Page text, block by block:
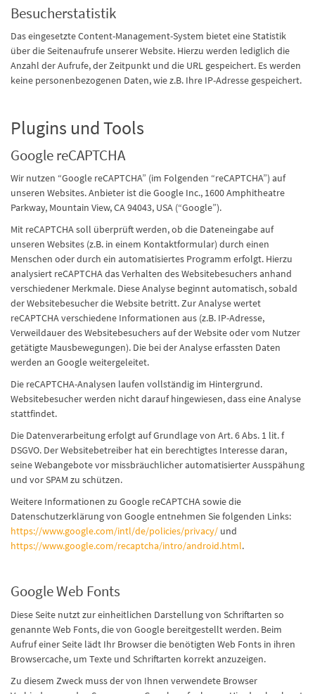
Besucherstatistik
Das eingesetzte Content-Management-System bietet eine Statistik
über die Seitenaufrufe unserer Website. Hierzu werden lediglich die
Anzahl der Aufrufe, der Zeitpunkt und die URL gespeichert. Es werden
keine personenbezogenen Daten, wie z.B. Ihre IP-Adresse gespeichert.
Plugins und Tools
Google reCAPTCHA
Wir nutzen “Google reCAPTCHA” (im Folgenden “reCAPTCHA”) auf
unseren Websites. Anbieter ist die Google Inc., 1600 Amphitheatre
Parkway, Mountain View, CA 94043, USA (“Google”).
Mit reCAPTCHA soll überprüft werden, ob die Dateneingabe auf
unseren Websites (z.B. in einem Kontaktformular) durch einen
Menschen oder durch ein automatisiertes Programm erfolgt. Hierzu
analysiert reCAPTCHA das Verhalten des Websitebesuchers anhand
verschiedener Merkmale. Diese Analyse beginnt automatisch, sobald
der Websitebesucher die Website betritt. Zur Analyse wertet
reCAPTCHA verschiedene Informationen aus (z.B. IP-Adresse,
Verweildauer des Websitebesuchers auf der Website oder vom Nutzer
getätigte Mausbewegungen). Die bei der Analyse erfassten Daten
werden an Google weitergeleitet.
Die reCAPTCHA-Analysen laufen vollständig im Hintergrund.
Websitebesucher werden nicht darauf hingewiesen, dass eine Analyse
stattfindet.
Die Datenverarbeitung erfolgt auf Grundlage von Art. 6 Abs. 1 lit. f
DSGVO. Der Websitebetreiber hat ein berechtigtes Interesse daran,
seine Webangebote vor missbräuchlicher automatisierter Ausspähung
und vor SPAM zu schützen.
Weitere Informationen zu Google reCAPTCHA sowie die
Datenschutzerklärung von Google entnehmen Sie folgenden Links:
https://www.google.com/intl/de/policies/privacy/ und
https://www.google.com/recaptcha/intro/android.html.
Google Web Fonts
Diese Seite nutzt zur einheitlichen Darstellung von Schriftarten so
genannte Web Fonts, die von Google bereitgestellt werden. Beim
Aufruf einer Seite lädt Ihr Browser die benötigten Web Fonts in ihren
Browsercache, um Texte und Schriftarten korrekt anzuzeigen.
Zu diesem Zweck muss der von Ihnen verwendete Browser